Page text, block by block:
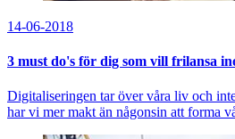
14-06-2018
3 must do's för dig som vill frilansa
Digitaliseringen tar över våra liv och
har vi mer makt än någonsin att forma